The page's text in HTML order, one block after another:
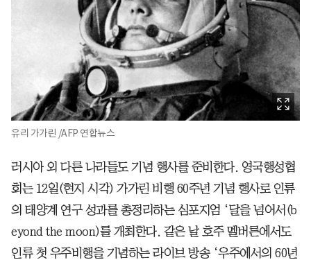
유리 가가린 /AFP 연합뉴스
러시아 외 다른 나라들도 기념 행사를 준비한다. 영국행성협
회는 12일(현지 시각) 가가린 비행 60주년 기념 행사로 인류
의 태양계 연구 성과를 총정리하는 심포지엄 ‘달을 넘어서(b
eyond the moon)를 개최한다. 같은 날 호주 멜버른에서도
인류 첫 우주비행을 기념하는 라이브 방송 ‘우주에서의 60년